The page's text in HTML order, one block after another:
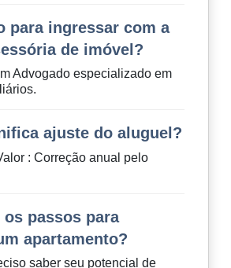
para ingressar com a
de imóvel?
Advogado especializado em
ajuste do aluguel?
: Correção anual pelo
os passos para
apartamento?
saber seu potencial de